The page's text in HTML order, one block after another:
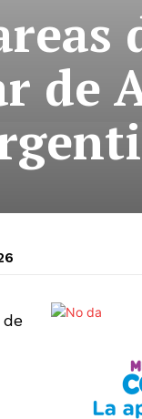
de